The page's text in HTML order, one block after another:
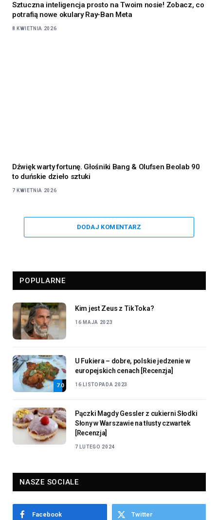
Sztuczna inteligencja prosto na Twoim nosie! Zobacz, co
potrafią nowe okulary Ray-Ban Meta
8 KWIETNIA 2026
Dźwięk warty fortunę. Głośniki Bang & Olufsen Beolab 90
to duńskie dzieło sztuki
7 KWIETNIA 2026
DODAJ KOMENTARZ
POPULARNE
Kim jest Zeus z TikToka?
16 MAJA 2023
7.0
U Fukiera – dobre, polskie jedzenie w
europejskich cenach [Recenzja]
16 LISTOPADA 2023
Pączki Magdy Gessler z cukierni Słodki
Słony w Warszawie na tłusty czwartek
[Recenzja]
7 LUTEGO 2024
NASZE SOCIALE
Facebook Twitter